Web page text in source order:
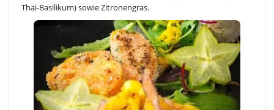
Thai-Basilikum) sowie Zitronengras.